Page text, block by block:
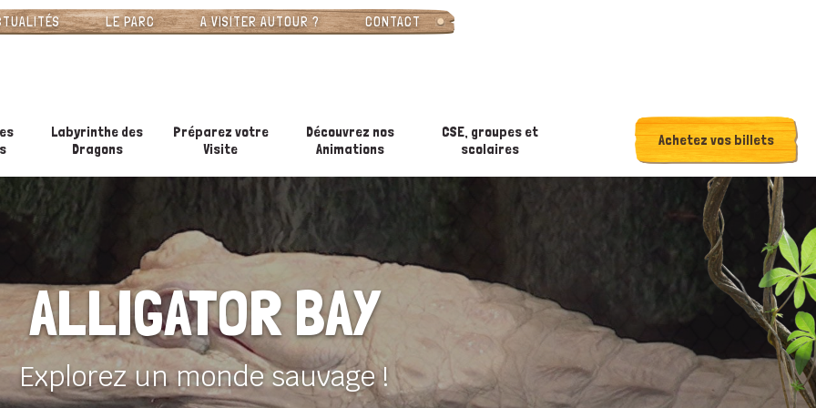
LE PARC A VISITER AUTOUR ? CONTACT
Labyrinthe des
Dragons
Préparez votre
Visite
Découvrez nos
Animations
CSE, groupes et
scolaires
Achetez vos billets
ALLIGATOR BAY
Explorez un monde sauvage !